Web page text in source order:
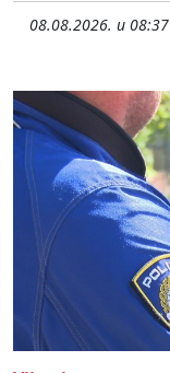
08.08.2026. u 08:37